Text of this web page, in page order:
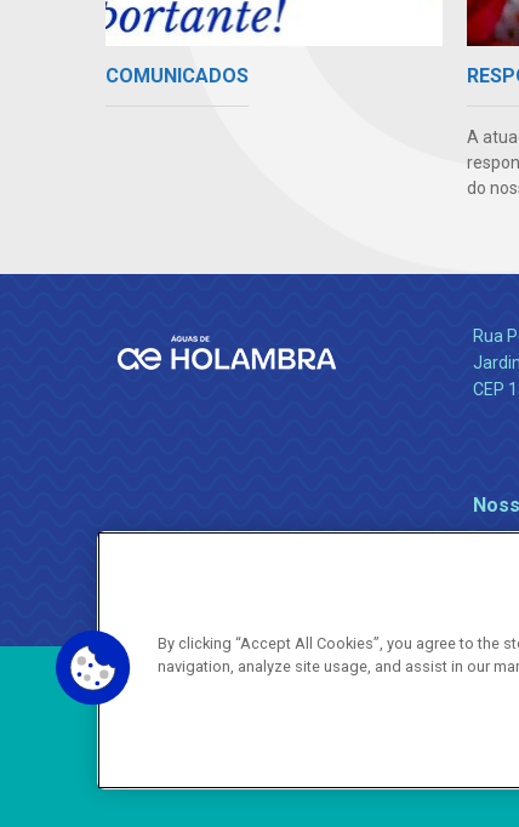
COMUNICADOS
A
do
Rua
CEP
By clicking “Accept All Cookies”, you agree to the
navigation, analyze site usage, and assist in our